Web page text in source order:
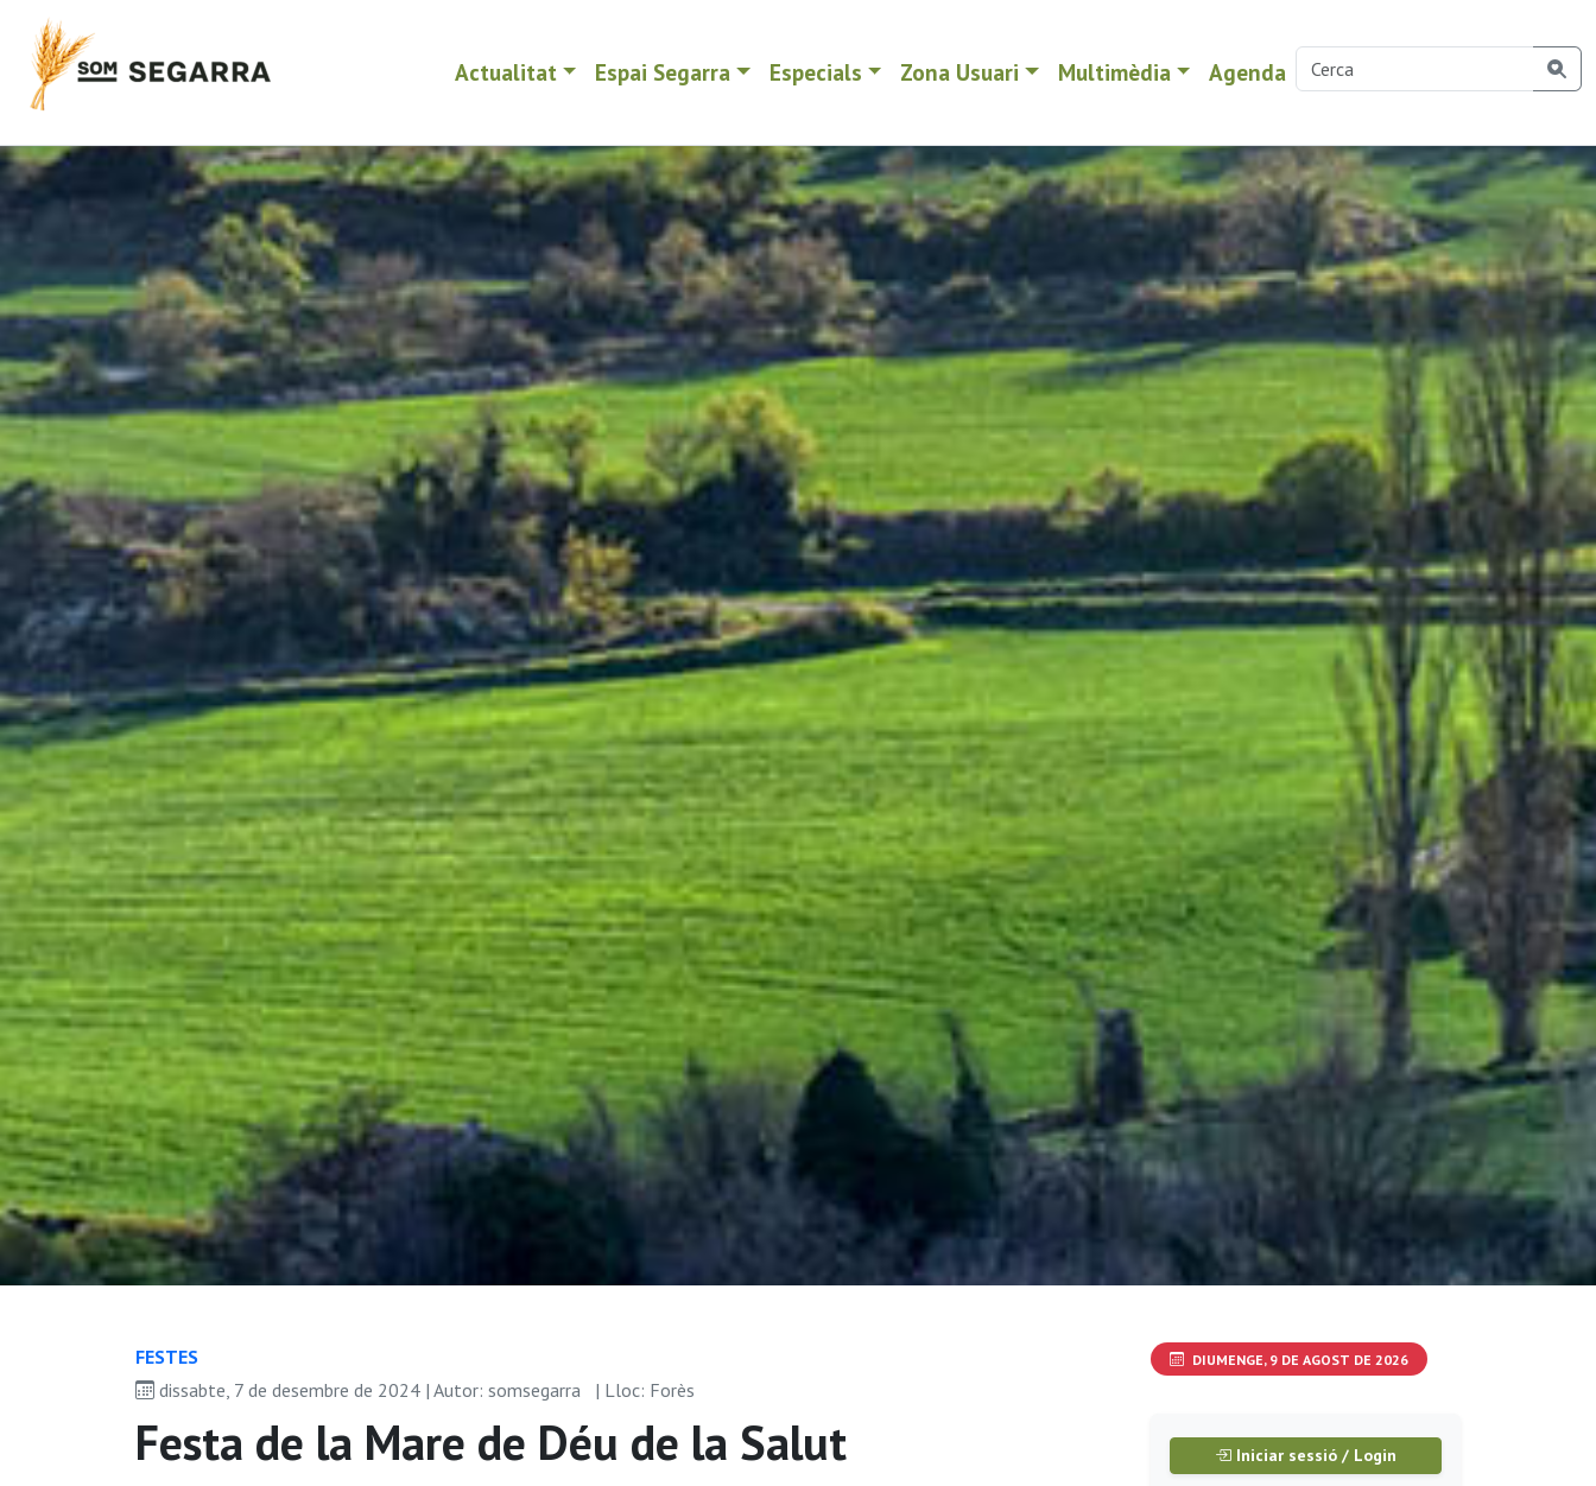
Actualitat Espai Segarra Especials Zona Usuari Multimèdia Agenda
FESTES
dissabte, 7 de desembre de 2024 | Autor: somsegarra
| Lloc: Forès
Festa de la Mare de Déu de la Salut
DIUMENGE, 9 DE AGOST DE 2026
Iniciar sessió / Login